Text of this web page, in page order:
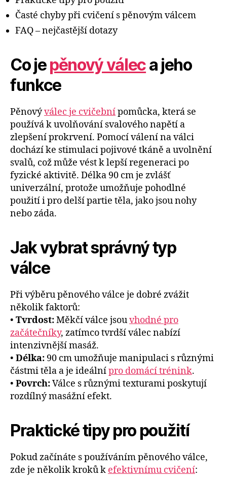
Časté chyby při cvičení s pěnovým válcem
FAQ – nejčastější dotazy
Co jepěnový váleca jeho
funkce
Pěnovýválec je cvičebnípomůcka, která se
používá k uvolňování svalového napětí a
zlepšení prokrvení. Pomocí válení na válci
dochází ke stimulaci pojivové tkáně a uvolnění
svalů, což může vést k lepší regeneraci po
fyzické aktivitě. Délka 90 cm je zvlášť
univerzální, protože umožňuje pohodlné
použití i pro delší partie těla, jako jsou nohy
nebo záda.
Jak vybrat správný typ
válce
Při výběru pěnového válce je dobré zvážit
několik faktorů:
• Tvrdost:Měkčí válce jsouvhodné pro
začátečníky, zatímco tvrdší válec nabízí
intenzivnější masáž.
• Délka: 90 cm umožňuje manipulaci s různými
částmi těla a je ideálnípro domácí trénink.
• Povrch:Válce s různými texturami poskytují
rozdílný masážní efekt.
Praktické tipy pro použití
Pokud začínáte s používáním pěnového válce,
zde je několik kroků k efektivnímu cvičení: